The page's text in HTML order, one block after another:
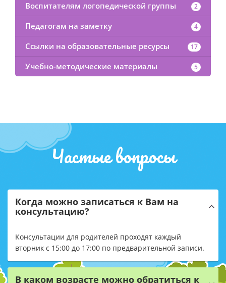
Воспитателям логопедической группы 2
Педагогам на заметку 4
Ссылки на образовательные ресурсы 17
Учебно-методические материалы 5
Частые вопросы
Когда можно записаться к Вам на
консультацию?
Консультации для родителей проходят каждый
вторник с 15:00 до 17:00 по предварительной записи.
В каком возрасте можно обратиться к